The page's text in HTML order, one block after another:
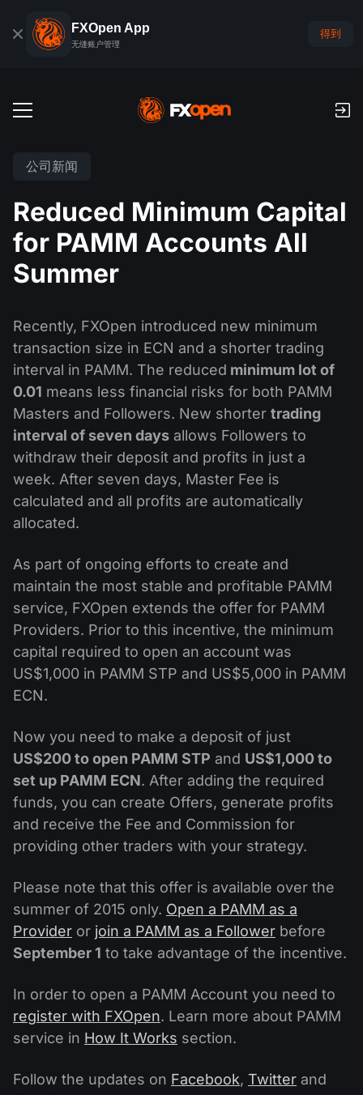
FXOpen App
无缝账户管理
得到
外汇模拟账户
佣金和库存费
付款
存款与取款
PAMM
什么是PAMM?
最佳 PAMM 账户排名
PAMM ECN
信号提供者与追随者
交易者工具
推广
外汇竞赛
外汇
指数
股份
ETF
加密货币
交易平台
TickTrader
FXOpen App
Android FXOpen App
FIX API
新闻和分析
股息日历
外汇论坛
帮助中心
什么是CFD交易？
什么是ECN交易？
什么是外汇经纪商？
公司新闻
为什么是我们？
历史
联系我们
公司新闻
Reduced Minimum Capital
for PAMM Accounts All
Summer
Recently, FXOpen introduced new minimum
transaction size in ECN and a shorter trading
interval in PAMM. The reduced minimum lot of
0.01 means less financial risks for both PAMM
Masters and Followers. New shorter trading
interval of seven days allows Followers to
withdraw their deposit and profits in just a
week. After seven days, Master Fee is
calculated and all profits are automatically
allocated.
As part of ongoing efforts to create and
maintain the most stable and profitable PAMM
service, FXOpen extends the offer for PAMM
Providers. Prior to this incentive, the minimum
capital required to open an account was
US$1,000 in PAMM STP and US$5,000 in PAMM
ECN.
Now you need to make a deposit of just
US$200 to open PAMM STP and US$1,000 to
set up PAMM ECN. After adding the required
funds, you can create Offers, generate profits
and receive the Fee and Commission for
providing other traders with your strategy.
Please note that this offer is available over the
summer of 2015 only. Open a PAMM as a
Provider or join a PAMM as a Follower before
September 1 to take advantage of the incentive.
In order to open a PAMM Account you need to
register with FXOpen. Learn more about PAMM
service in How It Works section.
Follow the updates on Facebook, Twitter and